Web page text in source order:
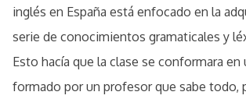
inglés en España está enfocado en la
serie de conocimientos gramaticales y
Esto hacía que la clase se conformara en
formado por un profesor que sabe todo,